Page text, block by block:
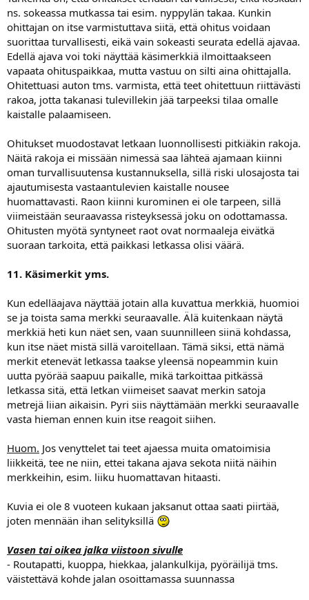
ns. sokeassa mutkassa tai esim. nyppylän takaa. Kunkin
ohittajan on itse varmistuttava siitä, että ohitus voidaan
suorittaa turvallisesti, eikä vain sokeasti seurata edellä ajavaa.
Edellä ajava voi toki näyttää käsimerkkiä ilmoittaakseen
vapaata ohituspaikkaa, mutta vastuu on silti aina ohittajalla.
Ohitettuasi auton tms. varmista, että teet ohitettuun riittävästi
rakoa, jotta takanasi tulevillekin jää tarpeeksi tilaa omalle
kaistalle palaamiseen.
Ohitukset muodostavat letkaan luonnollisesti pitkiäkin rakoja.
Näitä rakoja ei missään nimessä saa lähteä ajamaan kiinni
oman turvallisuutensa kustannuksella, sillä riski ulosajosta tai
ajautumisesta vastaantulevien kaistalle nousee
huomattavasti. Raon kiinni kurominen ei ole tarpeen, sillä
viimeistään seuraavassa risteyksessä joku on odottamassa.
Ohitusten myötä syntyneet raot ovat normaaleja eivätkä
suoraan tarkoita, että paikkasi letkassa olisi väärä.
11. Käsimerkit yms.
Kun edelläajava näyttää jotain alla kuvattua merkkiä, huomioi
se ja toista sama merkki seuraavalle. Älä kuitenkaan näytä
merkkiä heti kun näet sen, vaan suunnilleen siinä kohdassa,
kun itse näet mistä sillä varoitellaan. Tämä siksi, että nämä
merkit etenevät letkassa taakse yleensä nopeammin kuin
uutta pyörää saapuu paikalle, mikä tarkoittaa pitkässä
letkassa sitä, että letkan viimeiset saavat merkin satoja
metrejä liian aikaisin. Pyri siis näyttämään merkki seuraavalle
vasta hieman ennen kuin itse reagoit siihen.
Huom. Jos venyttelet tai teet ajaessa muita omatoimisia
liikkeitä, tee ne niin, ettei takana ajava sekota niitä näihin
merkkeihin, esim. liiku huomattavan hitaasti.
Kuvia ei ole 8 vuoteen kukaan jaksanut ottaa saati piirtää,
joten mennään ihan selityksillä
Vasen tai oikea jalka viistoon sivulle
- Routapatti, kuoppa, hiekkaa, jalankulkija, pyöräilijä tms.
väistettävä kohde jalan osoittamassa suunnassa